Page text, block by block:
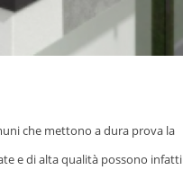
che mettono a dura prova la
e di alta qualità possono infatti